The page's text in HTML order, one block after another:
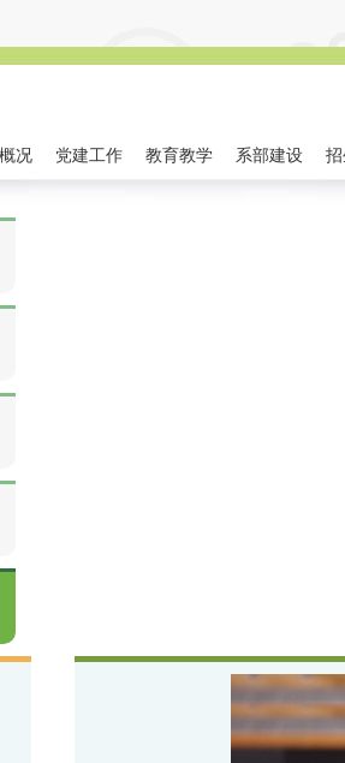
况 党建工作 教育教学 系部建设